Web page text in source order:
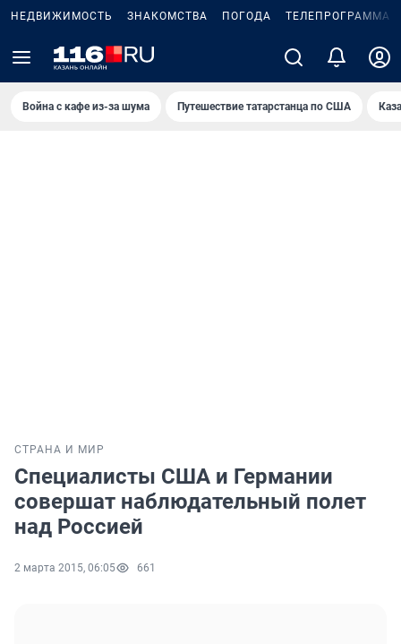
НЕДВИЖИМОСТЬ ЗНАКОМСТВА ПОГОДА ТЕЛЕПРОГРАММА
Война с кафе из-за шума Путешествие татарстанца по США
СТРАНА И МИР
Специалисты США и Германии
совершат наблюдательный полет
над Россией
2 марта 2015, 06:05 661